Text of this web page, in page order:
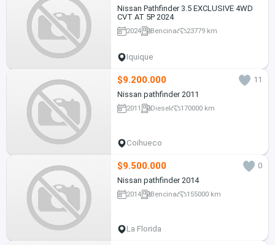
Nissan Pathfinder 3.5 EXCLUSIVE 4WD
CVT AT 5P 2024
2024 Bencina 23779 km
Iquique
$9.200.000
11
Nissan pathfinder 2011
2011 Diesel 170000 km
Coihueco
$9.500.000
0
Nissan pathfinder 2014
2014 Bencina 155000 km
La Florida